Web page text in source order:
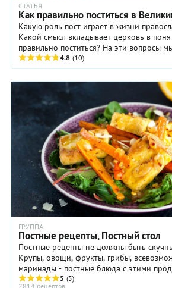
СТАТЬЯ
Как правильно поститься в
Какую роль пост играет в жизни
Какой смысл вкладывает церковь в
правильно поститься? На эти вопросы
ответить священника храма иконы
4.8 (10)
ГРУППА
Постные рецепты, Постный стол
Постные рецепты не должны быть
Крупы, овощи, фрукты, грибы,
маринады - постные блюда с этими
очень вкусны, но еще и полезны ...
5 (5)
2814 рецептов